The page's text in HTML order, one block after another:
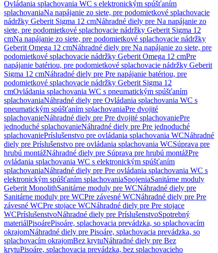
Ovládania splachovania WC s elektronickým spúšťaním
splachovaniaNa napájanie zo siete, pre podomietkové splachovacie
nádržky Geberit Sigma 12 cmNáhradné diely pre Na napájanie zo
siete, pre podomietkové splachovacie nádržky Geberit Sigma 12
cmNa napájanie zo siete, pre podomietkové splachovacie nádržky
Geberit Omega 12 cmNáhradné diely pre Na napájanie zo siete, pre
podomietkové splachovacie nádržky Geberit Omega 12 cmPre
napájanie batériou, pre podomietkové splachovacie nádržky Geberit
Sigma 12 cmNáhradné diely pre Pre napájanie batériou, pre
podomietkové splachovacie nádržky Geberit Sigma 12
cmOvládania splachovania WC s pneumatickým spúšťaním
splachovaniaNáhradné diely pre Ovládania splachovania WC s
pneumatickým spúšťaním splachovaniaPre dvojité
splachovanieNáhradné diely pre Pre dvojité splachovaniePre
jednoduché splachovanieNáhradné diely pre Pre jednoduché
splachovaniePríslušenstvo pre ovládania splachovania WCNáhradné
diely pre Príslušenstvo pre ovládania splachovania WCSúprava pre
hrubú montážNáhradné diely pre Súprava pre hrubú montážPre
ovládania splachovania WC s elektronickým spúšťaním
splachovaniaNáhradné diely pre Pre ovládania splachovania WC s
elektronickým spúšťaním splachovaniaSpojeniaSanitárne moduly
Geberit MonolithSanitárne moduly pre WCNáhradné diely pre
Sanitárne moduly pre WCPre závesné WCNáhradné diely pre Pre
závesné WCPre stojace WCNáhradné diely pre Pre stojace
WCPríslušenstvoNáhradné diely pre PríslušenstvoSpotrebný
materiálPisoárePisoáre, splachovacia prevádzka, so splachovacím
okrajomNáhradné diely pre Pisoáre, splachovacia prevádzka, so
splachovacím okrajomBez krytuNáhradné diely pre Bez
krytuPisoáre, splachovacia prevádzka, bez splachovacieho